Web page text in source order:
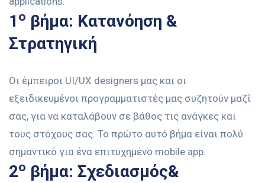
1 ο βήμα: Κατανόηση &
Στρατηγική
Οι έμπειροι UI/UX designers μας και οι
εξειδικευμένοι προγραμματιστές μας συζητούν μαζί
σας, για να καταλάβουν σε βάθος τις ανάγκες και
τους στόχους σας. Το πρώτο αυτό βήμα είναι πολύ
σημαντικό για ένα επιτυχημένο mobile app.
2ο βήμα: Σχεδιασμός&